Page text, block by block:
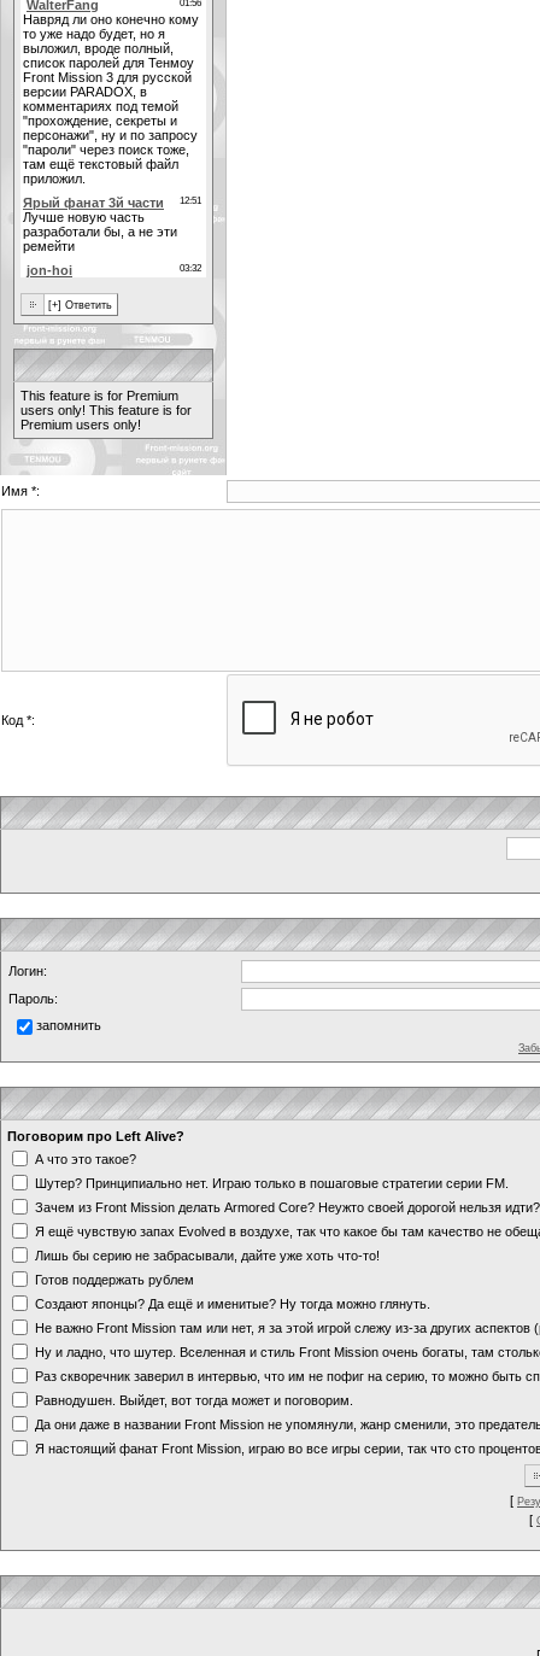
This feature is for Premium
users only! This feature is for
Premium users only!
Имя *:
Код *:
Логин:
Пароль:
запомнить
Поговорим про Left Alive?
А что это такое?
Шутер? Принципиально нет. Играю только в пошаговые стратегии серии FM.
Зачем из Front Mission делать Armored Core? Неужто своей дорогой нельзя
Я ещё чувствую запах Evolved в воздухе, так что какое бы там качество не
Лишь бы серию не забрасывали, дайте уже хоть что-то!
Готов поддержать рублем
Создают японцы? Да ещё и именитые? Ну тогда можно глянуть.
Не важно Front Mission там или нет, я за этой игрой слежу из-за других аспектов
Ну и ладно, что шутер. Вселенная и стиль Front Mission очень богаты, там
Раз скворечник заверил в интервью, что им не пофиг на серию, то можно быть
Равнодушен. Выйдет, вот тогда может и поговорим.
Да они даже в названии Front Mission не упомянули, жанр сменили, это
Я настоящий фанат Front Mission, играю во все игры серии, так что сто
[
[